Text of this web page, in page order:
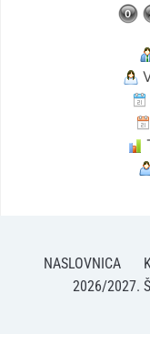
NASLOVNICA
2026/2027.